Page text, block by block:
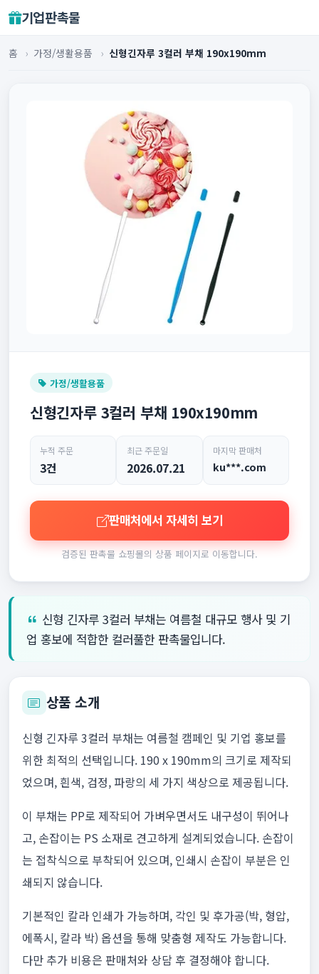
기업판촉물
홈 › 가정/생활용품 › 신형긴자루 3컬러 부채 190x190mm
가정/생활용품
신형긴자루 3컬러 부채 190x190mm
누적 주문
3건
최근 주문일
2026.07.21
마지막 판매처
ku***.com
판매처에서 자세히 보기
검증된 판촉물 쇼핑몰의 상품 페이지로 이동합니다.
신형 긴자루 3컬러 부채는 여름철 대규모 행사 및 기
업 홍보에 적합한 컬러풀한 판촉물입니다.
상품 소개
신형 긴자루 3컬러 부채는 여름철 캠페인 및 기업 홍보를
위한 최적의 선택입니다. 190 x 190mm의 크기로 제작되
었으며, 흰색, 검정, 파랑의 세 가지 색상으로 제공됩니다.
이 부채는 PP로 제작되어 가벼우면서도 내구성이 뛰어나
고, 손잡이는 PS 소재로 견고하게 설계되었습니다. 손잡이
는 접착식으로 부착되어 있으며, 인쇄시 손잡이 부분은 인
쇄되지 않습니다.
기본적인 칼라 인쇄가 가능하며, 각인 및 후가공(박, 형압,
에폭시, 칼라 박) 옵션을 통해 맞춤형 제작도 가능합니다.
다만 추가 비용은 판매처와 상담 후 결정해야 합니다.